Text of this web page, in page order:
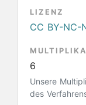
LIZENZ
CC BY-NC-
6
Unsere
des